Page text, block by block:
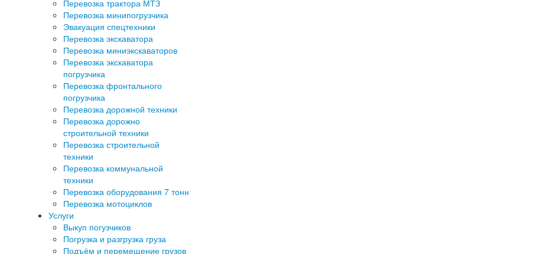
Перевозка трактора МТЗ
Перевозка минипогрузчика
Эвакуация спецтехники
Перевозка экскаватора
Перевозка миниэкскаваторов
Перевозка экскаватора
погрузчика
Перевозка фронтального
погрузчика
Перевозка дорожной техники
Перевозка дорожно
строительной техники
Перевозка строительной
техники
Перевозка коммунальной
техники
Перевозка оборудования 7 тонн
Перевозка мотоциклов
Услуги
Выкуп погузчиков
Погрузка и разгрузка груза
Подъём и перемещение грузов